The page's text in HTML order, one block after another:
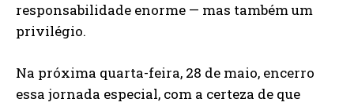
responsabilidade enorme — mas também um
privilégio.
Na próxima quarta-feira, 28 de maio, encerro
essa jornada especial, com a certeza de que